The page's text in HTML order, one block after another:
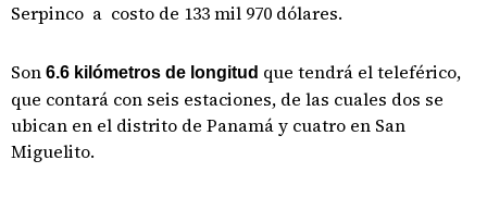
Serpinco a costo de 133 mil 970 dólares.
Son 6.6 kilómetros de longitud que tendrá el teleférico,
que contará con seis estaciones, de las cuales dos se
ubican en el distrito de Panamá y cuatro en San
Miguelito.